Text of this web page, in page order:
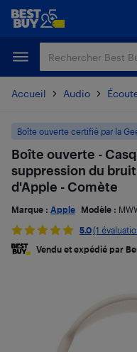
Passer
principal
Passer
Accueil Audio
Boîte ouverte certifié par la
Boîte ouverte -
suppression du
d'Apple - Comète
Marque : Apple Modèle :
5.0(1
Vendu et expédié par